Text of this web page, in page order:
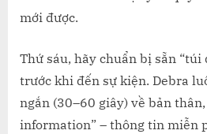
mới được.
Thứ sáu, hãy chuẩn bị sẵn “túi
trước khi đến sự kiện. Debra
ngắn (30–60 giây) về bản
information” – thông tin miễn